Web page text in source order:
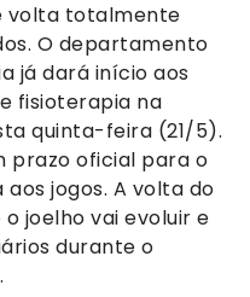
volta totalmente
O departamento
já dará início aos
fisioterapia na
quinta-feira (21/5).
prazo oficial para o
jogos. A volta do
joelho vai evoluir e
durante o